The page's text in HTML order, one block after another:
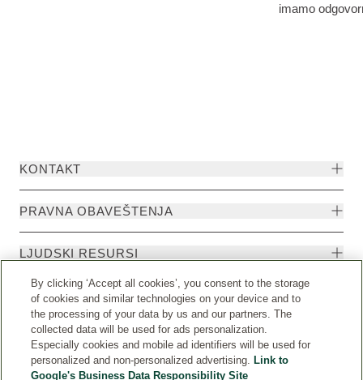
imamo
KONTAKT
PRAVNA OBAVEŠTENJA
LJUDSKI RESURSI
By clicking ‘Accept all cookies’, you consent to the storage
of cookies and similar technologies on your device and to
the processing of your data by us and our partners. The
collected data will be used for ads personalization.
Especially cookies and mobile ad identifiers will be used for
personalized and non-personalized advertising. Link to
Google's Business Data Responsibility Site